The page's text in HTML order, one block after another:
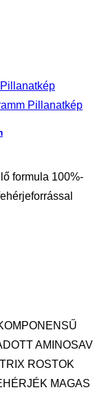
Pillanatkép
Pillanatkép
formula 100%-
AMINOSAV
ROSTOK
MAGAS